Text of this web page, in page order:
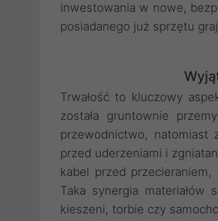
inwestowania w nowe,
posiadanego już sprzętu
Trwałość to kluczowy
została gruntownie
przewodnictwo, natomiast
przed uderzeniami i
kabel przed przecieraniem,
Taka synergia
kieszeni, torbie czy